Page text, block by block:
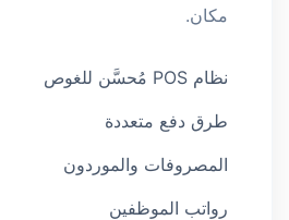
مكان.
نظام POS مُحسَّن للغوص
طرق دفع متعددة
المصروفات والموردون
رواتب الموظفين